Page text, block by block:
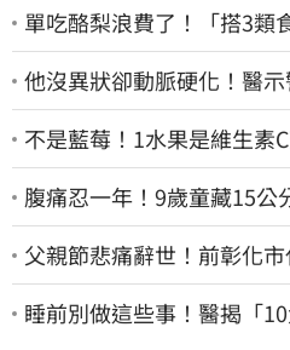
單吃酪梨浪費了！「搭3類
他沒異狀卻動脈硬化！醫
不是藍莓！1水果是維生
腹痛忍一年！9歲童藏15公
父親節悲痛辭世！前彰化
享壽71歲
睡前別做這些事！醫揭「10